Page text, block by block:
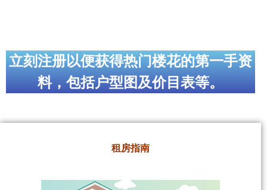
立刻注册以便获得热门楼花的第一手资
料，包括户型图及价目表等。
租房指南